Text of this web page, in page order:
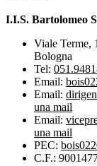
I.I.S. Bartolomeo
Viale Terme,
Bologna
Tel:
Email:
Email:
una mail
Email:
una mail
PEC:
C.F.: